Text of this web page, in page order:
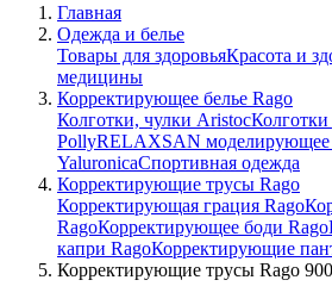
Главная
Одежда и белье
Товары для здоровьяКрасота и
медицины
Корректирующее белье Rago
Колготки, чулки Aristoc
PollyRELAXSAN моделирующее
YaluroniсaСпортивная одежда
Корректирующие трусы Rago
Корректирующая грация Rago
RagoКорректирующее боди Rago
капри RagoКорректирующие
Корректирующие трусы Rago 900